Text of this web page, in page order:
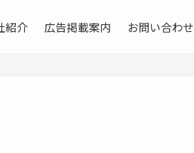
紹介 広告掲載案内 お問い合わせ